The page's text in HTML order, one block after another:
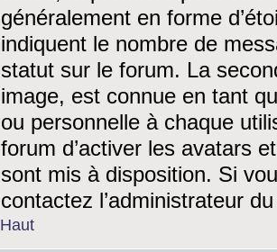
généralement en forme
indiquent le nombre de
statut sur le forum. La
image, est connue en tant
ou personnelle à chaque
forum d’activer les avatars
sont mis à disposition. Si
contactez l’administrateur
Haut